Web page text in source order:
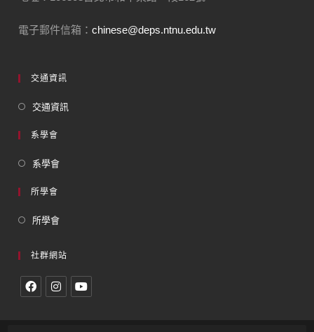
電子郵件信箱：chinese@deps.ntnu.edu.tw
交通資訊
交通資訊
系學會
系學會
所學會
所學會
社群網站